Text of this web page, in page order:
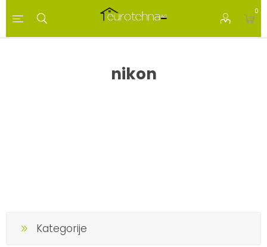
0
nikon
Kategorije